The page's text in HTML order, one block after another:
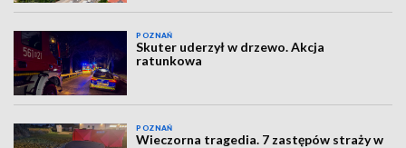
POZNAŃ
Skuter uderzył w drzewo. Akcja
ratunkowa
POZNAŃ
Wieczorna tragedia. 7 zastępów straży w